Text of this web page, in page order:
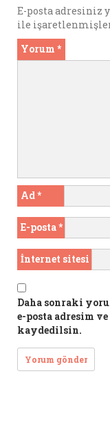
E-posta adresiniz
ile
Yorum *
Ad*
E-posta*
İnternet sitesi
Daha sonraki
e-posta adresim
kaydedilsin.